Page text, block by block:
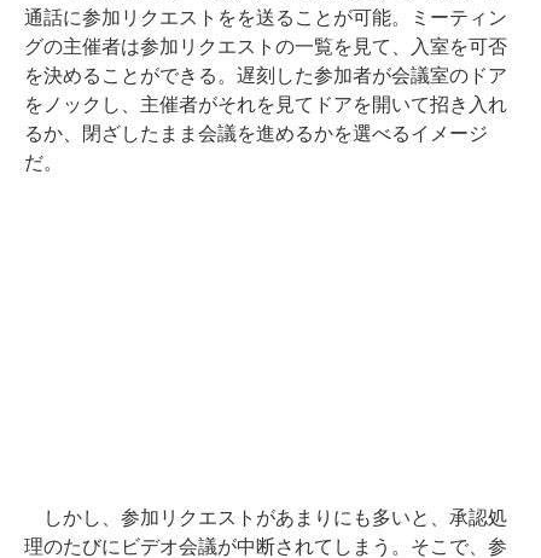
通話に参加リクエストをを送ることが可能。ミーティン
グの主催者は参加リクエストの一覧を見て、入室を可否
を決めることができる。遅刻した参加者が会議室のドア
をノックし、主催者がそれを見てドアを開いて招き入れ
るか、閉ざしたまま会議を進めるかを選べるイメージ
だ。
しかし、参加リクエストがあまりにも多いと、承認処
理のたびにビデオ会議が中断されてしまう。そこで、参